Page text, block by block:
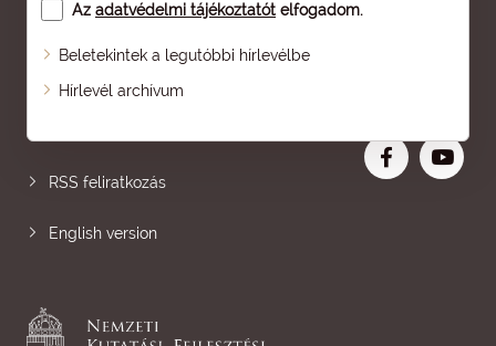
Az adatvédelmi tájékoztatót elfogadom.
Beletekintek a legutóbbi hírlevélbe
Hírlevél archívum
Oldaltérkép
RSS feliratkozás
English version